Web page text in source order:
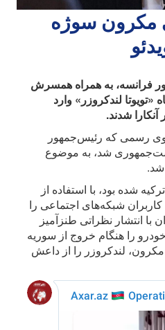
سوژه
فرانسه، به همراه همسرش
لندکروزر» وارد
شدند.
رسمی که رئیس‌جمهور
شد، به موضوع
شد.
شده بود، با استفاده از
کاربران شبکه‌های اجتماعی را
با انتشار نظراتی طنزآمیز
را هنگام خروج از سوریه
لندکروزر را از داعش